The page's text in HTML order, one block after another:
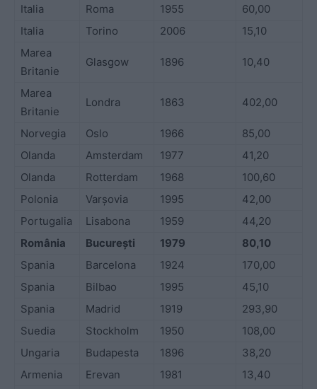
Italia
Roma 1955
60,00
Italia
Torino 2006
15,10
Marea
Britanie
Glasgow 1896 10,40
Marea
Britanie
Londra 1863 402,00
Norvegia Oslo 1966
85,00
Olanda
Amsterdam 1977
41,20
Olanda
Rotterdam 1968
100,60
Polonia
Varșovia 1995
42,00
Portugalia
Lisabona 1959
44,20
România
București 1979
80,10
Spania
Barcelona 1924
170,00
Spania
Bilbao 1995
45,10
Spania
Madrid 1919
293,90
Suedia
Stockholm 1950
108,00
Ungaria
Budapesta 1896
38,20
Armenia
Erevan 1981
13,40